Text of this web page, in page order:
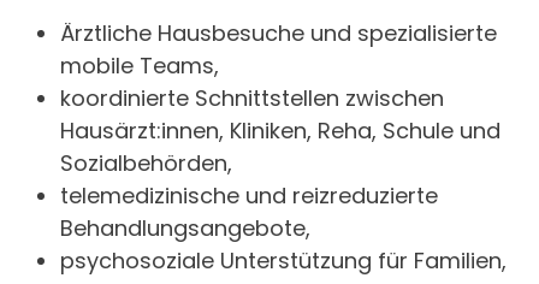
Ärztliche Hausbesuche und spezialisierte
mobile Teams,
koordinierte Schnittstellen zwischen
Hausärzt:innen, Kliniken, Reha, Schule und
Sozialbehörden,
telemedizinische und reizreduzierte
Behandlungsangebote,
psychosoziale Unterstützung für Familien,